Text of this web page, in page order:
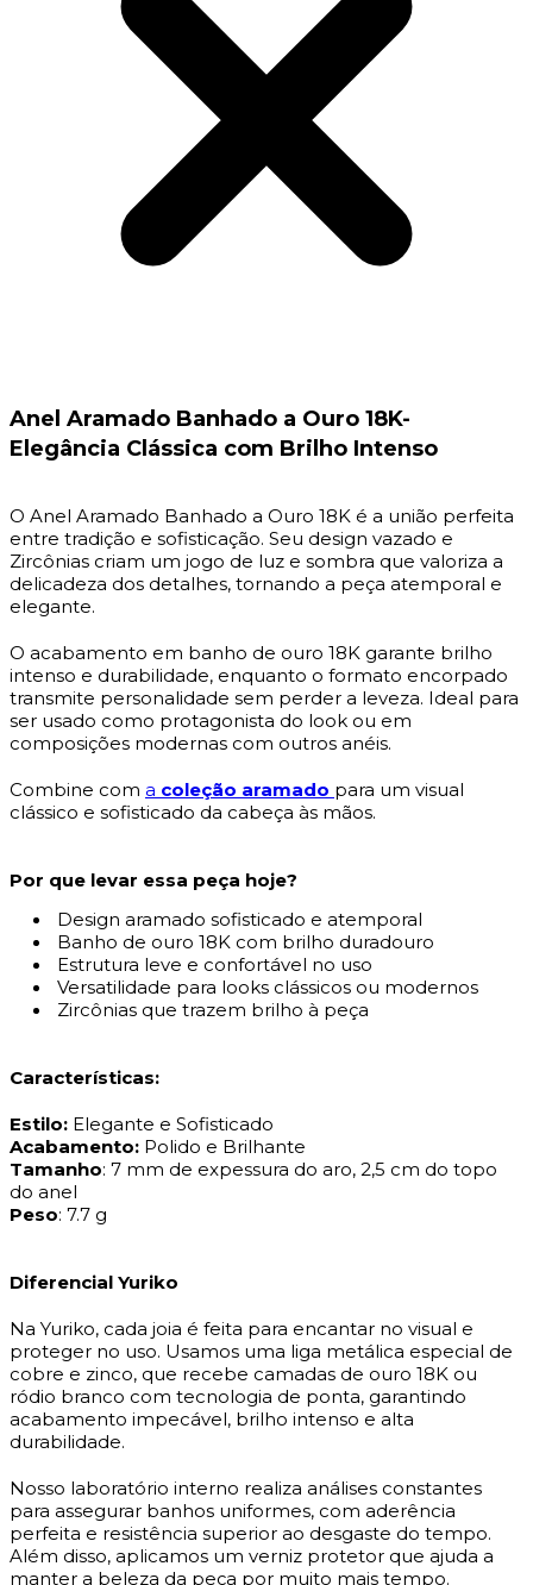
Anel Aramado Banhado a Ouro 18K-
Elegância Clássica com Brilho Intenso
O Anel Aramado Banhado a Ouro 18K é a união perfeita
entre tradição e sofisticação. Seu design vazado e
Zircônias criam um jogo de luz e sombra que valoriza a
delicadeza dos detalhes, tornando a peça atemporal e
elegante.
O acabamento em banho de ouro 18K garante brilho
intenso e durabilidade, enquanto o formato encorpado
transmite personalidade sem perder a leveza. Ideal para
ser usado como protagonista do look ou em
composições modernas com outros anéis.
Combine com a coleção aramado para um visual
clássico e sofisticado da cabeça às mãos.
Por que levar essa peça hoje?
Design aramado sofisticado e atemporal
Banho de ouro 18K com brilho duradouro
Estrutura leve e confortável no uso
Versatilidade para looks clássicos ou modernos
Zircônias que trazem brilho à peça
Características:
Estilo: Elegante e Sofisticado
Acabamento: Polido e Brilhante
Tamanho: 7 mm de expessura do aro, 2,5 cm do topo
do anel
Peso: 7.7 g
Diferencial Yuriko
Na Yuriko, cada joia é feita para encantar no visual e
proteger no uso. Usamos uma liga metálica especial de
cobre e zinco, que recebe camadas de ouro 18K ou
ródio branco com tecnologia de ponta, garantindo
acabamento impecável, brilho intenso e alta
durabilidade.
Nosso laboratório interno realiza análises constantes
para assegurar banhos uniformes, com aderência
perfeita e resistência superior ao desgaste do tempo.
Além disso, aplicamos um verniz protetor que ajuda a
manter a beleza da peça por muito mais tempo.